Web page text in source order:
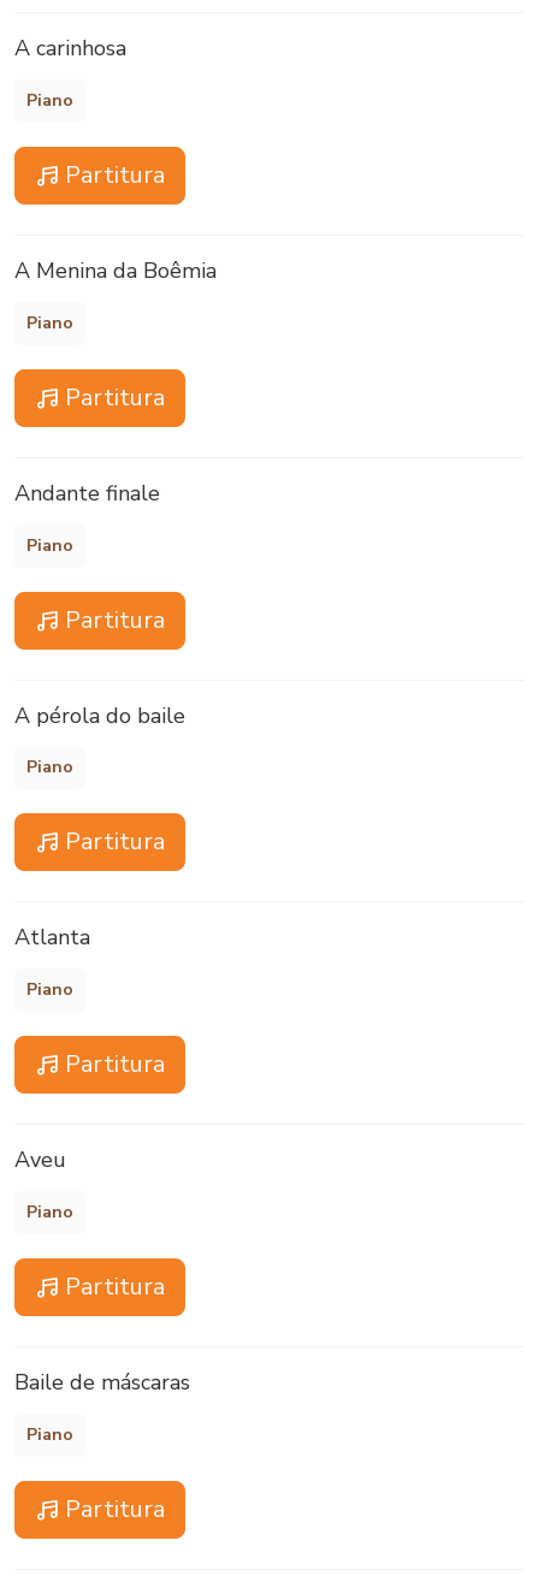
A carinhosa
Piano
Partitura
A Menina da Boêmia
Piano
Partitura
Andante finale
Piano
Partitura
A pérola do baile
Piano
Partitura
Atlanta
Piano
Partitura
Aveu
Piano
Partitura
Baile de máscaras
Piano
Partitura